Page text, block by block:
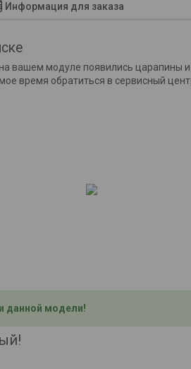
Информация для заказа
вашем модуле появились царапины и
время обратиться в сервисный
данной модели!